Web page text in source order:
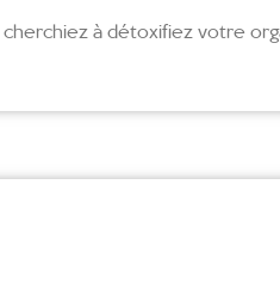
à détoxifiez votre